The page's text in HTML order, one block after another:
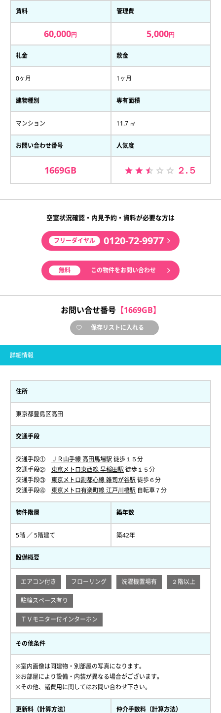
賃料
60,000円
管理費
5,000円
礼金
0ヶ月
敷金
1ヶ月
建物種別
マンション
専有面積
11.7 ㎡
お問い合わせ番号
1669GB
人気度
２.５
空室状況確認・内見予約・資料が必要な方は
フリーダイヤル 0120-72-9977
無料 この物件をお問い合わせ
お問い合せ番号【1669GB】
保存リストに入れる
詳細情報
住所
東京都豊島区高田
交通手段
交通手段① ＪＲ山手線 高田馬場駅 徒歩１５分
交通手段② 東京メトロ東西線 早稲田駅 徒歩１５分
交通手段③ 東京メトロ副都心線 雑司が谷駅 徒歩６分
交通手段④ 東京メトロ有楽町線 江戸川橋駅 自転車７分
物件階層
5階 ／ 5階建て
築年数
築42年
設備概要
エアコン付き フローリング 洗濯機置場有 ２階以上
駐輪スペース有り
ＴＶモニター付インターホン
その他条件
※室内画像は同建物・別部屋の写真になります。
※お部屋により設備・内装が異なる場合がございます。
※その他、諸費用に関してはお問い合わせ下さい。
更新料（計算方法） 仲介手数料（計算方法）